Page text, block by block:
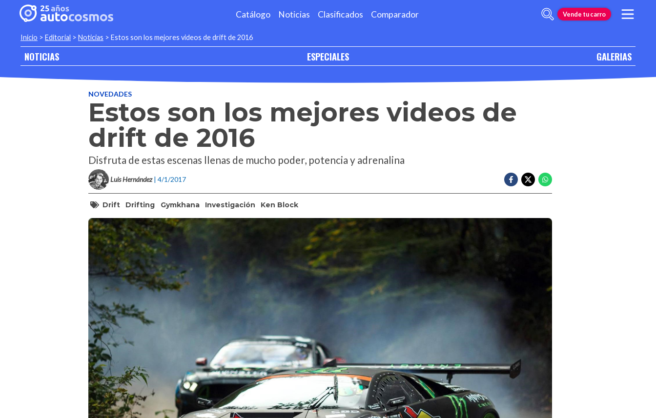
Catálogo Noticias Clasificados Comparador Vende tu carro
Inicio > Editorial > Noticias > Estos son los mejores videos de drift de 2016
NOTICIAS ESPECIALES GALERIAS
NOVEDADES
Estos son los mejores videos de
drift de 2016
Disfruta de estas escenas llenas de mucho poder, potencia y adrenalina
Luis Hernández | 4/1/2017
Drift Drifting Gymkhana Investigación Ken Block